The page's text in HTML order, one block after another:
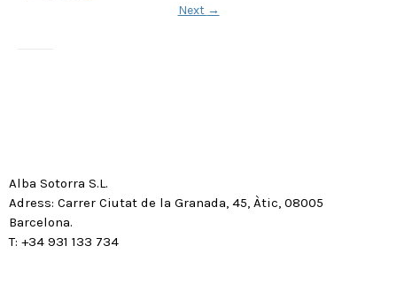
Next →
Alba Sotorra S.L.
Adress: Carrer Ciutat de la Granada, 45, Àtic, 08005
Barcelona.
T: +34 931 133 734